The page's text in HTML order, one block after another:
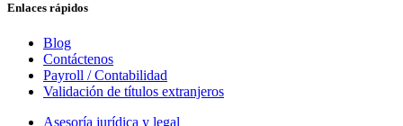
Enlaces rápidos
Blog
Contáctenos
Payroll / Contabilidad
Validación de títulos extranjeros
Asesoría jurídica y legal